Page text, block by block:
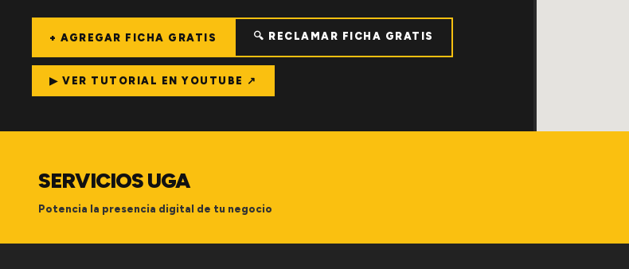
+ AGREGAR FICHA GRATIS 🔍 RECLAMAR FICHA GRATIS
▶ VER TUTORIAL EN YOUTUBE ↗
SERVICIOS UGA
Potencia la presencia digital de tu negocio